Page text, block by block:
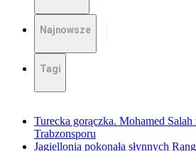
Najnowsze
Tagi
Turecka gorączka. Mohamed
Trabzonsporu
Jagiellonia pokonała słynnych